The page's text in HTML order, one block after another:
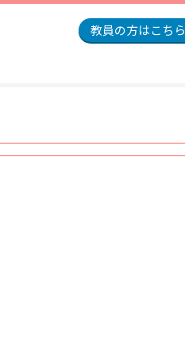
教員の方はこちら